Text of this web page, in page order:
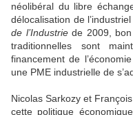
néolibéral du libre
délocalisation de
de l’Industriede 2009, bon
traditionnelles sont
financement de
une PME industrielle de
Nicolas Sarkozy et
cette politique